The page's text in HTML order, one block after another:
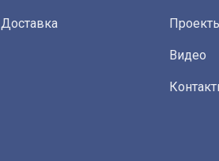
Доставка
Видео